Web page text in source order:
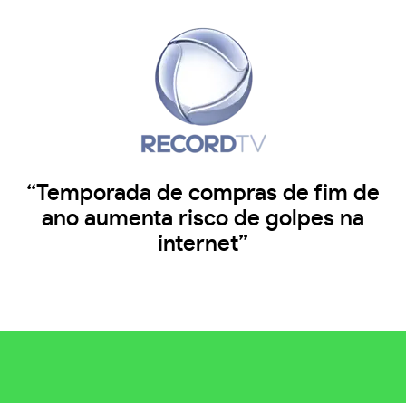
“Temporada de compras de fim de
ano aumenta risco de golpes na
internet”